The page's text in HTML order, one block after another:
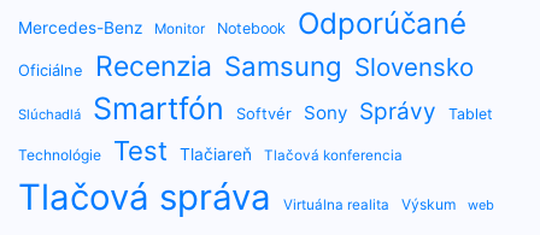
Mercedes-Benz Monitor Notebook Odporúčané
Oficiálne Recenzia Samsung Slovensko
Slúchadlá Smartfón Softvér Sony Správy Tablet
Technológie Test Tlačiareň Tlačová konferencia
Tlačová správa Virtuálna realita Výskum web